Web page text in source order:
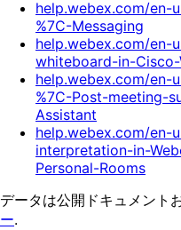
help.webex.com/en-
%7C-Messaging
help.webex.com/
whiteboard-in-
help.webex.com/
%7C-Post-meeting-
Assistant
help.webex.com/en-
interpretation-in-
Personal-Rooms
データは公開ドキュメント
ー.